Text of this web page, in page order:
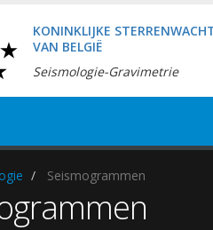
KONINKLIJKE
VAN BELGIË
Seismologie-Gravimetrie
Seismogrammen